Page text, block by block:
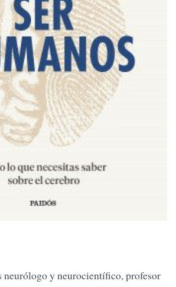
neurólogo y neurocientífico, profesor